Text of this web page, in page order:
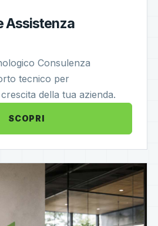
Assistenza
Consulenza
tecnico per
della tua azienda.
SCOPRI